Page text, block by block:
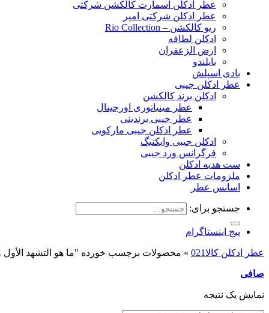
عطر ادکلن اسمارت کالکشن شرکتی
عطر ادکلن شرکتی امپر
ریو کالکشن – Rio Collection
ادکلن لطافه
ارض الزعفران
بایلندو
بادی اسپلش
عطر ادکلن جیبی
ادکلن برند کالکشن
عطر مینیاتوری اورجینال
عطر جیبی برندینی
عطر ادکلن جیبی مارکویی
ادکلن جیبی وایکنیگ
فرگرانس ورد جیبی
ست هدیه ادکلن
ملزومات عطر ادکلن
اسانس عطر
جستجو برای:
پیج اینستاگرام
عطر ادکلن کالا021 » محصولات برچسب خورده "ما هو التشهد الأول
صافی
نمایش یک نتیجه